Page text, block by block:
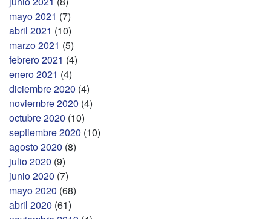
mayo 2021 (7)
abril 2021 (10)
marzo 2021 (5)
febrero 2021 (4)
enero 2021 (4)
diciembre 2020 (4)
noviembre 2020 (4)
octubre 2020 (10)
septiembre 2020 (10)
agosto 2020 (8)
julio 2020 (9)
junio 2020 (7)
mayo 2020 (68)
abril 2020 (61)